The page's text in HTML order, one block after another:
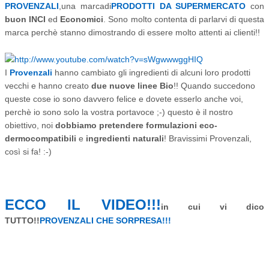
PROVENZALI una marcadiPRODOTTI DA SUPERMERCATO con
buon INCI ed Economici . Sono molto contenta di parlarvi di questa
marca perchè stanno dimostrando di essere molto attenti ai clienti!!
I Provenzali hanno cambiato gli ingredienti di alcuni loro prodotti
vecchi e hanno creato due nuove linee Bio!! Quando succedono
queste cose io sono davvero felice e dovete esserlo anche voi,
perchè io sono solo la vostra portavoce ;-) questo è il nostro
obiettivo, noi dobbiamo pretendere formulazioni eco-
dermocompatibili e ingredienti naturali! Bravissimi Provenzali,
così si fa! :-)
ECCO IL VIDEO!!!in cui vi dico
TUTTO!!PROVENZALI CHE SORPRESA!!!